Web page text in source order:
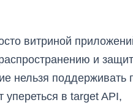
витриной
и
нельзя поддерживать
в target API,